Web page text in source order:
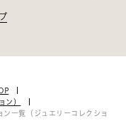
ン）
一覧（ジュエリーコレクショ